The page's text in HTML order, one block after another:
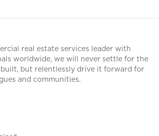
real estate services leader with
worldwide, we will never settle for the
built, but relentlessly drive it forward for
and communities.